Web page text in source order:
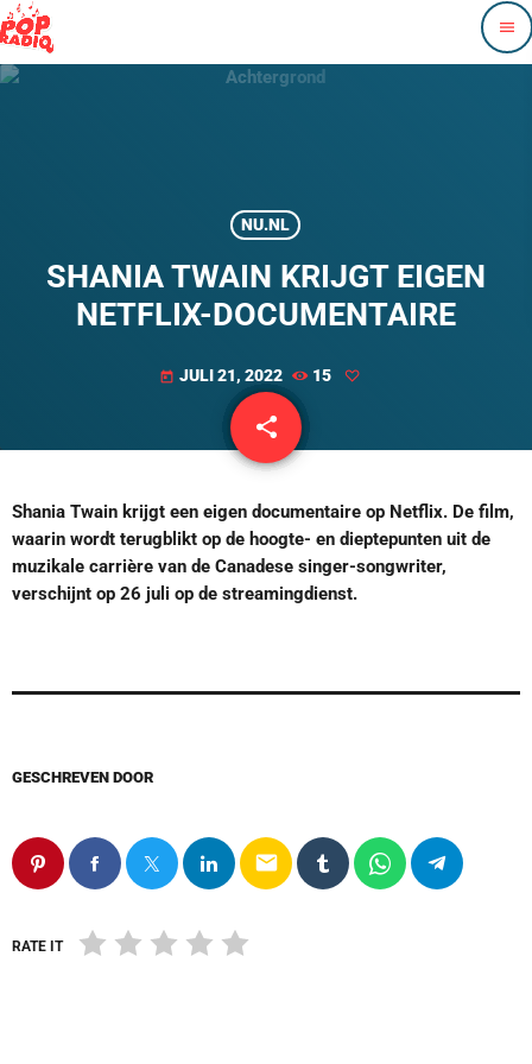
menu
NU.NL
SHANIA TWAIN KRIJGT EIGEN
NETFLIX-DOCUMENTAIRE
today JULI 21, 2022 15
share
email
Shania Twain krijgt een eigen documentaire op Netflix. De film,
waarin wordt terugblikt op de hoogte- en dieptepunten uit de
muzikale carrière van de Canadese singer-songwriter,
verschijnt op 26 juli op de streamingdienst.
GESCHREVEN DOOR
email
RATE IT